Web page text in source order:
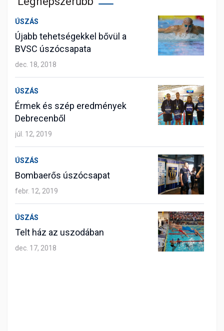
ÚSZÁS
Újabb tehetségekkel bővül a
BVSC úszócsapata
dec. 18, 2018
ÚSZÁS
Érmek és szép eredmények
Debrecenből
júl. 12, 2019
ÚSZÁS
Bombaerős úszócsapat
febr. 12, 2019
ÚSZÁS
Telt ház az uszodában
dec. 17, 2018